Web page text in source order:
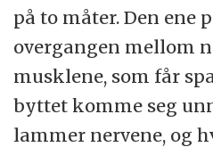
på to måter. Den ene
overgangen mellom
musklene, som får
byttet komme seg
lammer nervene, og